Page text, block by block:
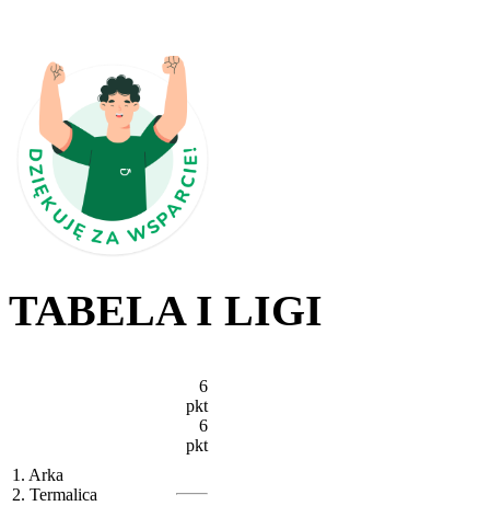
TABELA I LIGI
1. Arka
2. Termalica
6
pkt
6
pkt